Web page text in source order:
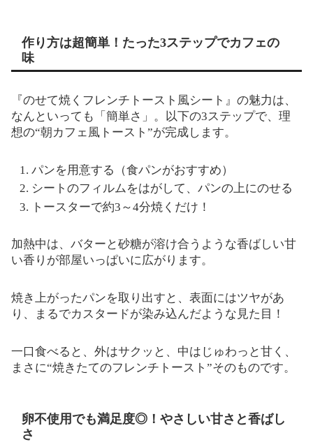
作り方は超簡単！たった3ステップでカフェの
味
『のせて焼くフレンチトースト風シート』の魅力は、
なんといっても「簡単さ」。以下の3ステップで、理
想の“朝カフェ風トースト”が完成します。
パンを用意する（食パンがおすすめ）
シートのフィルムをはがして、パンの上にのせる
トースターで約3～4分焼くだけ！
加熱中は、バターと砂糖が溶け合うような香ばしい甘
い香りが部屋いっぱいに広がります。
焼き上がったパンを取り出すと、表面にはツヤがあ
り、まるでカスタードが染み込んだような見た目！
一口食べると、外はサクッと、中はじゅわっと甘く、
まさに“焼きたてのフレンチトースト”そのものです。
卵不使用でも満足度◎！やさしい甘さと香ばし
さ